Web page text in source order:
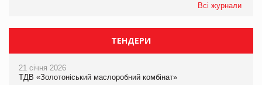
Всі журнали
ТЕНДЕРИ
21 січня 2026
ТДВ «Золотоніський маслоробний комбінат»